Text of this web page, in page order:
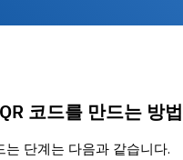
코드를 만드는 방
는 단계는 다음과 같습니다.